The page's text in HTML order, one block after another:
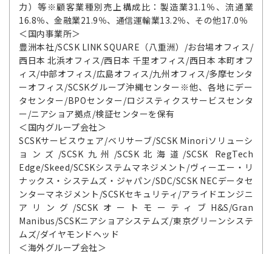
力）等※顧客業種別売上構成比：製造業31.1％、流通業
16.8％、金融業21.9％、通信運輸業13.2％、その他17.0％
＜国内事業所＞
豊洲本社/SCSK LINK SQUARE（八重洲）/お台場オフィス/
西日本 北浜オフィス/西日本 千里オフィス/西日本 本町オフ
ィス/中部オフィス/広島オフィス/九州オフィス/多摩センタ
ーオフィス/SCSKグループ沖縄センター※他、各地にデー
タセンター/BPOセンター/ロジスティクスサービスセンタ
ー/ニアショア拠点/検証センターを保有
＜国内グループ会社＞
SCSKサービスウェア/ベリサーブ/SCSK Minoriソリューシ
ョンズ/SCSK九州/SCSK北海道/SCSK RegTech
Edge/Skeed/SCSKシステムマネジメント/ヴィーエー・リ
ナックス・システムズ・ジャパン/SDC/SCSK NECデータセ
ンターマネジメント/SCSKセキュリティ/アライドエンジニ
アリング/SCSKオートモーティブH&S/Gran
Manibus/SCSKニアショアシステムズ/東京グリーンシステ
ムズ/ダイヤモンドヘッド
＜海外グループ会社＞